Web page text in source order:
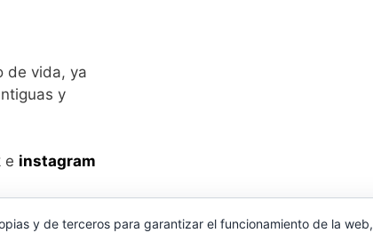
de vida, ya
y
e instagram
y de terceros para garantizar el funcionamiento de la web,